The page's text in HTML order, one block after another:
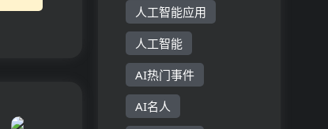
创作效率。产
品定位于为...
人工智能应用
人工智能
AI热门事件
AI名人